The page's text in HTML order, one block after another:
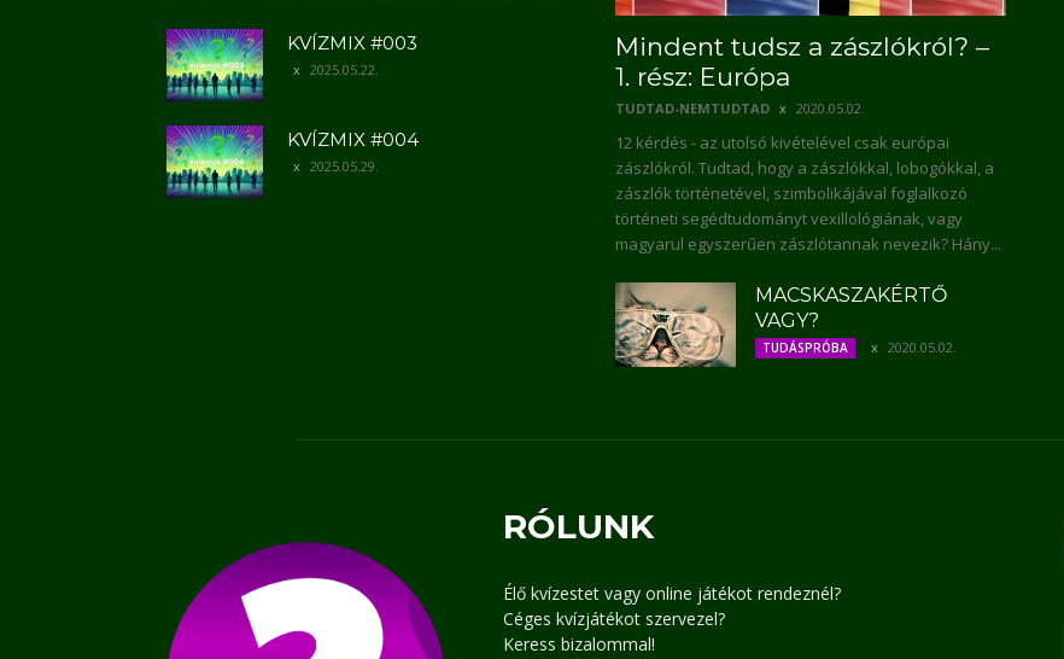
KVÍZMIX #003
2025.05.22.
KVÍZMIX #004
2025.05.29.
Mindent tudsz a zászlókról? –
1. rész: Európa
TUDTAD-NEMTUDTAD 2020.05.02.
12 kérdés - az utolsó kivételével csak európai
zászlókról. Tudtad, hogy a zászlókkal, lobogókkal, a
zászlók történetével, szimbolikájával foglalkozó
történeti segédtudományt vexillológiának, vagy
magyarul egyszerűen zászlótannak nevezik? Hány...
MACSKASZAKÉRTŐ
VAGY?
TUDÁSPRÓBA 2020.05.02.
RÓLUNK
Élő kvízestet vagy online játékot rendeznél?
Céges kvízjátékot szervezel?
Keress bizalommal!